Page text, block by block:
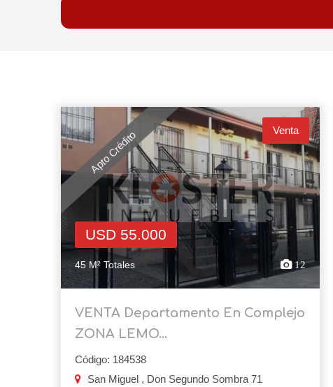
Apto Crédito Venta
USD 55.000
45 M² Totales 12
VENTA Departamento En Complejo
ZONA LEMO...
Código: 184538
San Miguel , Don Segundo Sombra 71